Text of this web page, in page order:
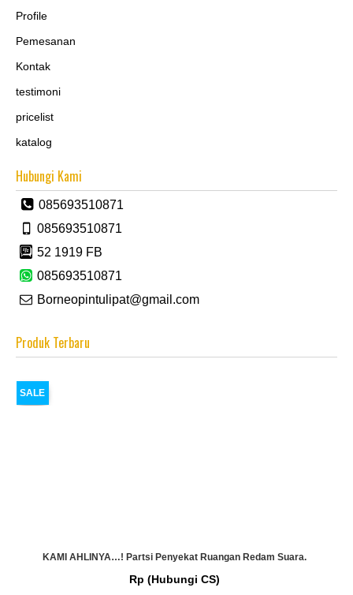
Profile
Pemesanan
Kontak
testimoni
pricelist
katalog
Hubungi Kami
085693510871
085693510871
52 1919 FB
085693510871
Borneopintulipat@gmail.com
Produk Terbaru
SALE
KAMI AHLINYA…! Partsi Penyekat Ruangan Redam Suara.
Rp (Hubungi CS)